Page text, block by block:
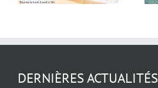
DERNIÈRES ACTUALITÉS